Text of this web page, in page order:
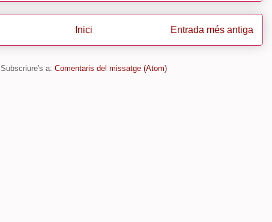
Entrada més antiga
Inici
Subscriure's a: Comentaris del missatge (Atom)